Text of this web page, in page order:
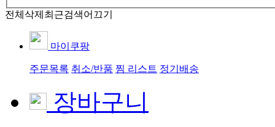
전체삭제 최근검색어끄기
마이쿠팡
주문목록 취소/반품 찜 리스트 정기배송
장바구니